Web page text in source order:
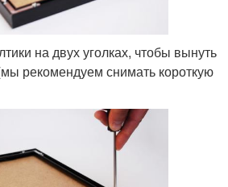
на двух уголках, чтобы вынуть
рекомендуем снимать короткую